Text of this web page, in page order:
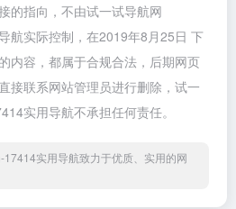
的指向，不由试一试导航网
航实际控制，在2019年8月25日 下
内容，都属于合规合法，后期网页
接联系网站管理员进行删除，试一
实用导航不承担任何责任。
实用导航致力于优质、实用的网